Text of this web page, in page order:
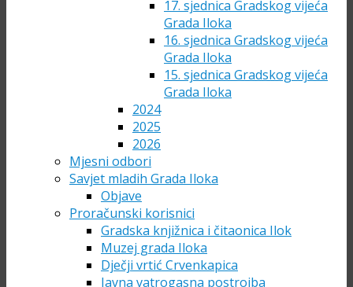
17. sjednica Gradskog vijeća
Grada Iloka
16. sjednica Gradskog vijeća
Grada Iloka
15. sjednica Gradskog vijeća
Grada Iloka
2024
2025
2026
Mjesni odbori
Savjet mladih Grada Iloka
Objave
Proračunski korisnici
Gradska knjižnica i čitaonica Ilok
Muzej grada Iloka
Dječji vrtić Crvenkapica
Javna vatrogasna postrojba